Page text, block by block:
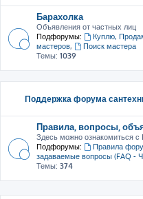
Барахолка
Объявления от частных лиц
Подфорумы:
Куплю,
мастеров,
Поиск мастера
Темы: 1039
Поддержка форума
Правила, вопросы,
Здесь можно ознакомиться
Подфорумы:
Правила
задаваемые вопросы (FAQ -
Темы: 374